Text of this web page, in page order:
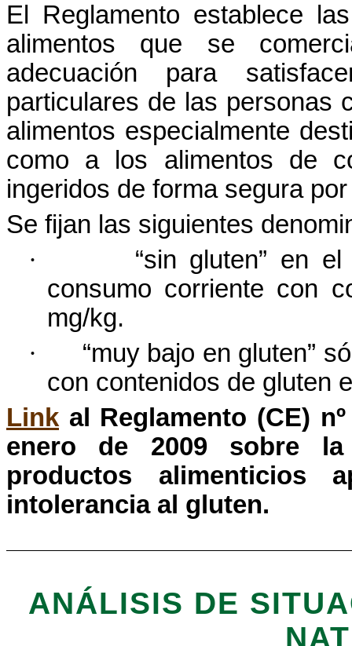
El Reglamento establece
alimentos que se
adecuación para
particulares de las personas
alimentos especialmente
como a los alimentos de
ingeridos de forma segura
Se fijan las siguientes
·
“sin gluten” en
consumo corriente con
mg/kg.
·
“muy bajo en gluten”
con contenidos de gluten
Link al Reglamento (CE) nº
enero de 2009 sobre
productos
alimenticios
intoleranciaal gluten.
ANÁLISIS DE